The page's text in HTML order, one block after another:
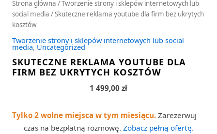
Strona główna /Tworzenie strony i sklepów internetowych lub
social media / Skuteczne reklama youtube dla firm bez ukrytych
kosztów
Tworzenie strony i sklepów internetowych lub social
media, Uncategorized
SKUTECZNE REKLAMA YOUTUBE DLA
FIRM BEZ UKRYTYCH KOSZTÓW
1 499,00 zł
Tylko 2 wolne miejsca w tym miesiącu. Zarezerwuj
czas na bezpłatną rozmowę. Zobacz pełną ofertę.